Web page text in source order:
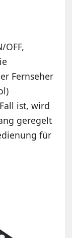
OFF,
Fernseher
ist, wird
geregelt
für